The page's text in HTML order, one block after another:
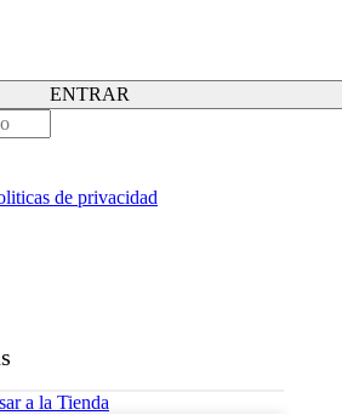
ENTRAR
de privacidad
a la Tienda